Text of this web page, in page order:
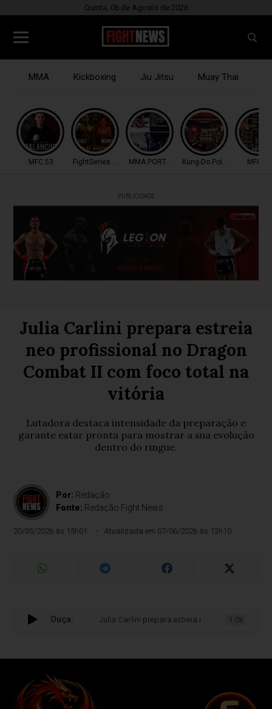
Quinta, 06 de Agosto de 2026
MMA Kickboxing Jiu Jitsu Muay Thai
MFC 53 FightSeries 11 MMA PORTUGALKung-Do Point CombatMFC 53
PUBLICIDADE
Julia Carlini prepara estreia
neo profissional no Dragon
Combat II com foco total na
vitória
Lutadora destaca intensidade da preparação e
garante estar pronta para mostrar a sua evolução
dentro do ringue.
Por: Redação
Fonte: Redação Fight News
20/05/2026 às 15h01 Atualizada em 07/06/2026 às 13h10
Ouça: Julia Carlini prepara estreia neo profissional no
1.0x